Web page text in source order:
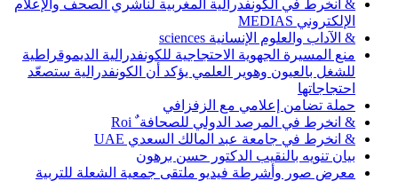
& انخرط في الكونفدرالية المغربية لناشري الصحف والإعلام
الإلكتروني MEDIAS
& الآداب والعلوم الإنسانية sciences
منع المسيرة الجهوية الاحتجاجية للكونفدرالية الديموقراطية
للشغل بالعيون وهوير العلمي يؤكد أن الكونفدرالية ستصعّد
احتجاجاتها
حملة تضامن إعلامي مع الزفزافي
& انخرط في المرصد الدولي للصحافة ٌ Roi
& انخرط في جامعة عبد المالك السعدي UAE
بيان تنويه بالنقيب الدكتور حسن برهون
معرض صور وأشرطة فيديو ملتقى جمعية الشعلة للتربية